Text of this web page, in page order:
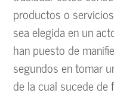
productos o
sea elegida en un
han puesto de
segundos en tomar
de la cual sucede de